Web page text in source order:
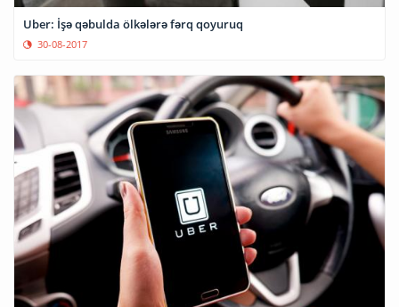
Uber: İşə qəbulda ölkələrə fərq qoyuruq
30-08-2017